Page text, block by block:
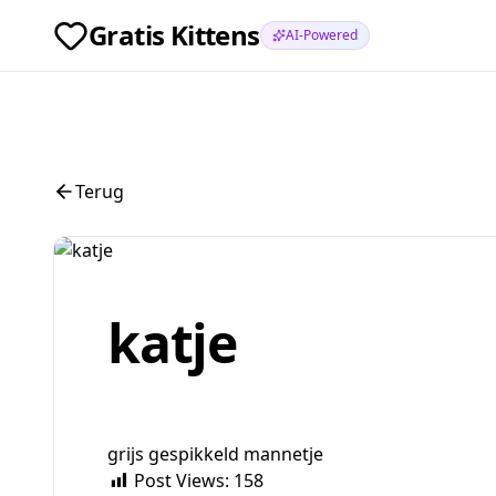
Gratis Kittens AI-Powered
Terug
katje
grijs gespikkeld mannetje
Post Views: 158